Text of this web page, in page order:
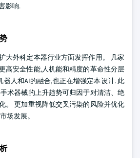
影响.
大外科定本器行业方面发挥作用。 几家
高安全性能,人机能和精度的革命性分层
器人和AI的融合,也正在增强定本设计. 此
术器械的上升趋势可归因于对清洁、绝
。 更加重视降低交叉污染的风险并优化
场发展。